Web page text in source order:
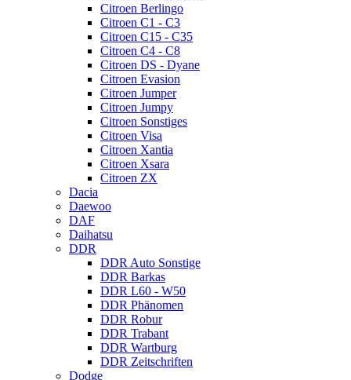
Citroen Berlingo
Citroen C1 - C3
Citroen C15 - C35
Citroen C4 - C8
Citroen DS - Dyane
Citroen Evasion
Citroen Jumper
Citroen Jumpy
Citroen Sonstiges
Citroen Visa
Citroen Xantia
Citroen Xsara
Citroen ZX
Dacia
Daewoo
DAF
Daihatsu
DDR
DDR Auto Sonstige
DDR Barkas
DDR L60 - W50
DDR Phänomen
DDR Robur
DDR Trabant
DDR Wartburg
DDR Zeitschriften
Dodge